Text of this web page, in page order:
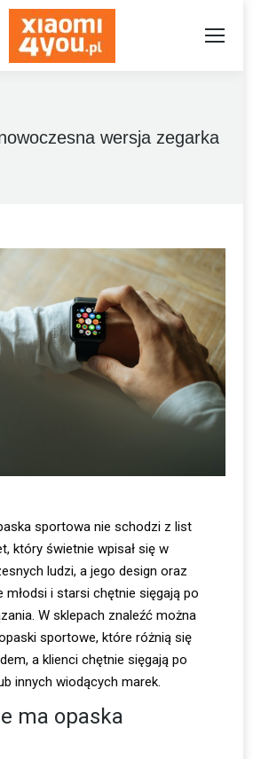
wersja zegarka
sportowa nie schodzi z list
który świetnie wpisał się w
ludzi, a jego design oraz
młodsi i starsi chętnie sięgają po
W sklepach znaleźć można
sportowe, które różnią się
a klienci chętnie sięgają po
innych wiodących marek.
ma opaska